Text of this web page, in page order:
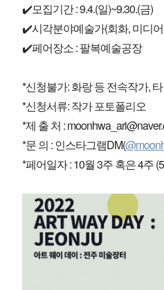
✔️모집기간 : 9.4.(일)~9.30.(금)
✔️시각분야예술가(회화, 미디
✔️페어장소 : 팔복예술공장
*신청불가: 화랑 등 전속작가,
*신청서류: 작가 포토폴리오
*제 출 처 :
*문 의 : 인스타그램DM(
*페어일자 : 10월 3주 혹은 4주